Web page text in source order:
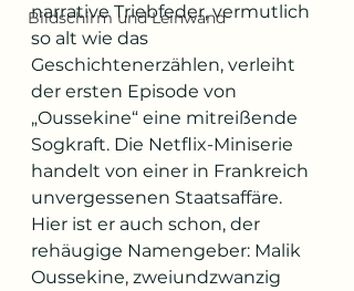
Bildschirm und Leinwand
narrative Triebfeder, vermutlich
so alt wie das
Geschichtenerzählen, verleiht
der ersten Episode von
„Oussekine“ eine mitreißende
Sogkraft. Die Netflix-Miniserie
handelt von einer in Frankreich
unvergessenen Staatsaffäre.
Hier ist er auch schon, der
rehäugige Namengeber: Malik
Oussekine, zweiundzwanzig